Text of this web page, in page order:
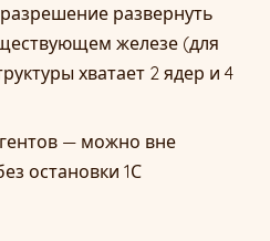
развернуть
железе (для
хватает 2 ядер и 4
— можно вне
остановки 1С